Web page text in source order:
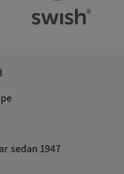
sedan 1947
Microsoft
Corporation
Google